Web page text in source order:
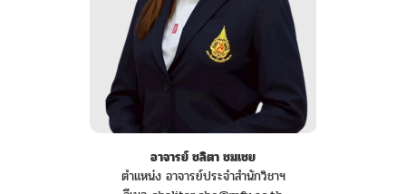
อาจารย์ ชลิตา ชมเชย
ตำแหน่ง อาจารย์ประจำสำนักวิชาฯ